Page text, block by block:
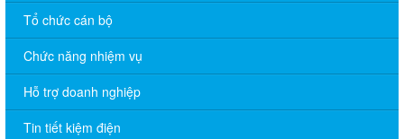
Tổ chức cán bộ
Chức năng nhiệm vụ
Hỗ trợ doanh nghiệp
Tin tiết kiệm điện